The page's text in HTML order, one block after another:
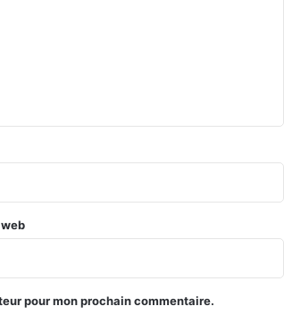
pour mon prochain commentaire.